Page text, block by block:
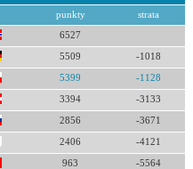
punkty strata
6527
5509 -1018
5399 -1128
3394 -3133
2856 -3671
2406 -4121
963 -5564